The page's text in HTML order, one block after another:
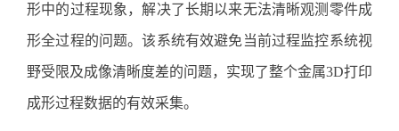
形中的过程现象，解决了长期以来无法清晰观测零件成
形全过程的问题。该系统有效避免当前过程监控系统视
野受限及成像清晰度差的问题，实现了整个金属3D打印
成形过程数据的有效采集。